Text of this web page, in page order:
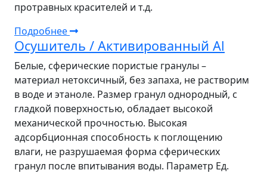
протравных красителей и т.д.
Подробнее
Осушитель / Активированный Al
Белые, сферические пористые гранулы –
материал нетоксичный, без запаха, не растворим
в воде и этаноле. Размер гранул однородный, с
гладкой поверхностью, обладает высокой
механической прочностью. Высокая
адсорбционная способность к поглощению
влаги, не разрушаемая форма сферических
гранул после впитывания воды. Параметр Ед.